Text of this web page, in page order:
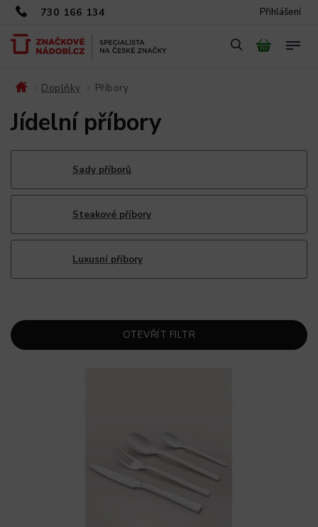
730 166 134 Přihlášení
Doplňky Příbory
Jídelní příbory
Sady příborů
Steakové příbory
Luxusní příbory
OTEVŘÍT FILTR